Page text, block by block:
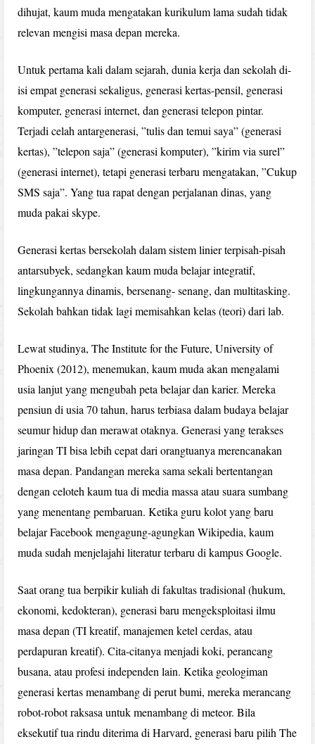
dihujat, kaum muda mengatakan kurikulum lama sudah tidak
relevan mengisi masa depan mereka.
Untuk pertama kali dalam sejarah, dunia kerja dan sekolah di-
isi empat generasi sekaligus, generasi kertas-pensil, generasi
komputer, generasi internet, dan generasi telepon pintar.
Terjadi celah antargenerasi, ”tulis dan temui saya” (generasi
kertas), ”telepon saja” (generasi komputer), ”kirim via surel”
(generasi internet), tetapi generasi terbaru mengatakan, ”Cukup
SMS saja”. Yang tua rapat dengan perjalanan dinas, yang
muda pakai skype.
Generasi kertas bersekolah dalam sistem linier terpisah-pisah
antarsubyek, sedangkan kaum muda belajar integratif,
lingkungannya dinamis, bersenang- senang, dan multitasking.
Sekolah bahkan tidak lagi memisahkan kelas (teori) dari lab.
Lewat studinya, The Institute for the Future, University of
Phoenix (2012), menemukan, kaum muda akan mengalami
usia lanjut yang mengubah peta belajar dan karier. Mereka
pensiun di usia 70 tahun, harus terbiasa dalam budaya belajar
seumur hidup dan merawat otaknya. Generasi yang terakses
jaringan TI bisa lebih cepat dari orangtuanya merencanakan
masa depan. Pandangan mereka sama sekali bertentangan
dengan celoteh kaum tua di media massa atau suara sumbang
yang menentang pembaruan. Ketika guru kolot yang baru
belajar Facebook mengagung-agungkan Wikipedia, kaum
muda sudah menjelajahi literatur terbaru di kampus Google.
Saat orang tua berpikir kuliah di fakultas tradisional (hukum,
ekonomi, kedokteran), generasi baru mengeksploitasi ilmu
masa depan (TI kreatif, manajemen ketel cerdas, atau
perdapuran kreatif). Cita-citanya menjadi koki, perancang
busana, atau profesi independen lain. Ketika geologiman
generasi kertas menambang di perut bumi, mereka merancang
robot-robot raksasa untuk menambang di meteor. Bila
eksekutif tua rindu diterima di Harvard, generasi baru pilih The